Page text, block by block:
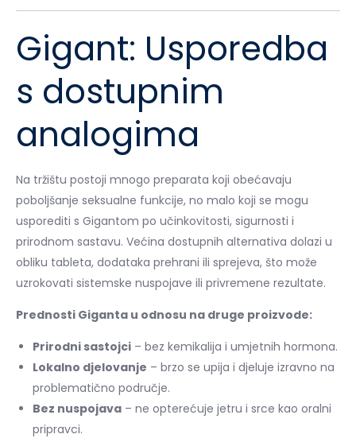
Gigant: Usporedba
s dostupnim
analogima
Na tržištu postoji mnogo preparata koji obećavaju
poboljšanje seksualne funkcije, no malo koji se mogu
usporediti s Gigantom po učinkovitosti, sigurnosti i
prirodnom sastavu. Većina dostupnih alternativa dolazi u
obliku tableta, dodataka prehrani ili sprejeva, što može
uzrokovati sistemske nuspojave ili privremene rezultate.
Prednosti Giganta u odnosu na druge proizvode:
Prirodni sastojci – bez kemikalija i umjetnih hormona.
Lokalno djelovanje – brzo se upija i djeluje izravno na
problematično područje.
Bez nuspojava – ne opterećuje jetru i srce kao oralni
pripravci.